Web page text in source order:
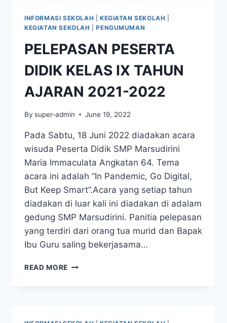
TAHUN
AJARAN
2024-
2025
INFORMASI SEKOLAH KEGIATAN SEKOLAH
KEGIATAN SEKOLAH
|PENGUMUMAN
PELEPASAN PESERTA
DIDIK KELAS IX TAHUN
AJARAN 2021-2022
By super-admin June 19, 2022
Pada Sabtu, 18 Juni 2022 diadakan acara
wisuda Peserta Didik SMP Marsudirini
Maria Immaculata Angkatan 64. Tema
acara ini adalah “In Pandemic, Go Digital,
But Keep Smart”.Acara yang setiap tahun
diadakan di luar kali ini diadakan di adalam
gedung SMP Marsudirini. Panitia pelepasan
yang terdiri dari orang tua murid dan Bapak
Ibu Guru saling bekerjasama…
READ MORE PELEPASAN